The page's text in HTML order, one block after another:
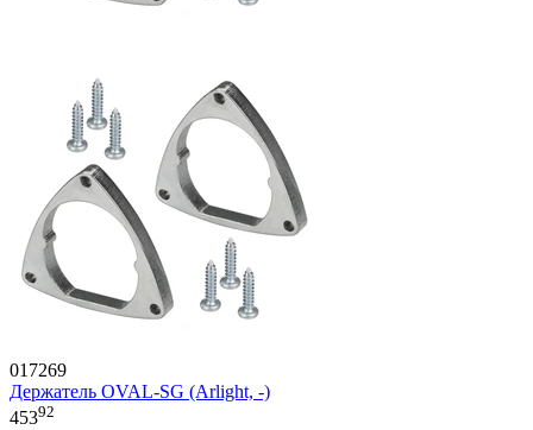
017269
Держатель OVAL-SG (Arlight, -)
45392